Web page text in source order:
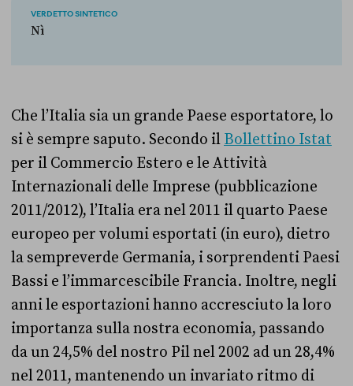
VERDETTO SINTETICO
Nì
Che l’Italia sia un grande Paese esportatore, lo
si è sempre saputo. Secondo il Bollettino Istat
per il Commercio Estero e le Attività
Internazionali delle Imprese (pubblicazione
2011/2012), l’Italia era nel 2011 il quarto Paese
europeo per volumi esportati (in euro), dietro
la sempreverde Germania, i sorprendenti Paesi
Bassi e l’immarcescibile Francia. Inoltre, negli
anni le esportazioni hanno accresciuto la loro
importanza sulla nostra economia, passando
da un 24,5% del nostro Pil nel 2002 ad un 28,4%
nel 2011, mantenendo un invariato ritmo di